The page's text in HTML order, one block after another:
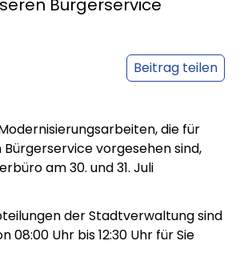
Bürgerservice
Beitrag teilen
die für
vorgesehen sind,
am 30. und 31. Juli
der Stadtverwaltung sind
08:00 Uhr bis 12:30 Uhr für Sie